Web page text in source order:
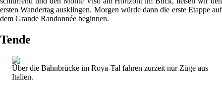
ersten Wandertag ausklingen. Morgen würde dann die erste Etappe auf
dem Grande Randonnée beginnen.
Tende
Über die Bahnbrücke im Roya-Tal fahren zurzeit nur Züge aus
Italien.